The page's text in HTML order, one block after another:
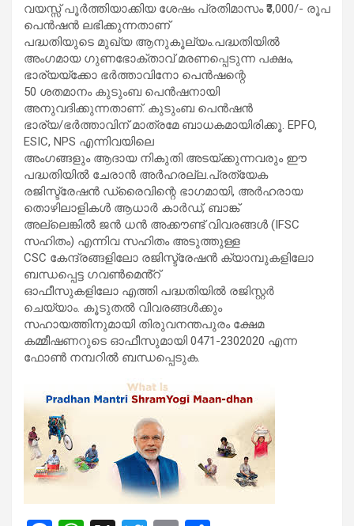
വയസ്സ് പൂർത്തിയാക്കിയ ശേഷം പ്രതിമാസം ₹3,000/- രൂപ
പെൻഷൻ ലഭിക്കുന്നതാണ്
പദ്ധതിയുടെ മുഖ്യ ആനുകൂല്യം.പദ്ധതിയിൽ
അംഗമായ ഗുണഭോക്താവ് മരണപ്പെടുന്ന പക്ഷം,
ഭാര്യയ്ക്കോ ഭർത്താവിനോ പെൻഷന്റെ
50 ശതമാനം കുടുംബ പെൻഷനായി
അനുവദിക്കുന്നതാണ്. കുടുംബ പെൻഷൻ
ഭാര്യ/ഭർത്താവിന് മാത്രമേ ബാധകമായിരിക്കൂ. EPFO,
ESIC, NPS എന്നിവയിലെ
അംഗങ്ങളും ആദായ നികുതി അടയ്ക്കുന്നവരും ഈ
പദ്ധതിയിൽ ചേരാൻ അർഹരല്ല.പ്രത്യേക
രജിസ്ട്രേഷൻ ഡ്രൈവിന്റെ ഭാഗമായി, അർഹരായ
തൊഴിലാളികൾ ആധാർ കാർഡ്, ബാങ്ക്
അല്ലെങ്കിൽ ജൻ ധൻ അക്കൗണ്ട് വിവരങ്ങൾ (IFSC
സഹിതം) എന്നിവ സഹിതം അടുത്തുള്ള
CSC കേന്ദ്രങ്ങളിലോ രജിസ്ട്രേഷൻ ക്യാമ്പുകളിലോ
ബന്ധപ്പെട്ട ​ഗവൺമെൻ്റ്
ഓഫീസുകളിലോ എത്തി പദ്ധതിയിൽ രജിസ്റ്റർ
ചെയ്യാം. കൂടുതൽ വിവരങ്ങൾക്കും
സഹായത്തിനുമായി തിരുവനന്തപുരം ക്ഷേമ
കമ്മീഷണറുടെ ഓഫീസുമായി 0471-2302020 എന്ന
ഫോൺ നമ്പറിൽ ബന്ധപ്പെടുക.